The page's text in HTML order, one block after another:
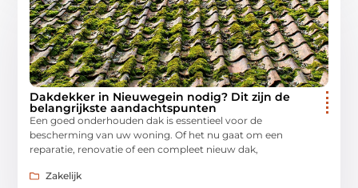
Dakdekker in Nieuwegein nodig? Dit zijn de
belangrijkste aandachtspunten
Een goed onderhouden dak is essentieel voor de
bescherming van uw woning. Of het nu gaat om een
reparatie, renovatie of een compleet nieuw dak,
Zakelijk